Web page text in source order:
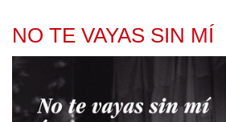
NO TE VAYAS SIN MÍ